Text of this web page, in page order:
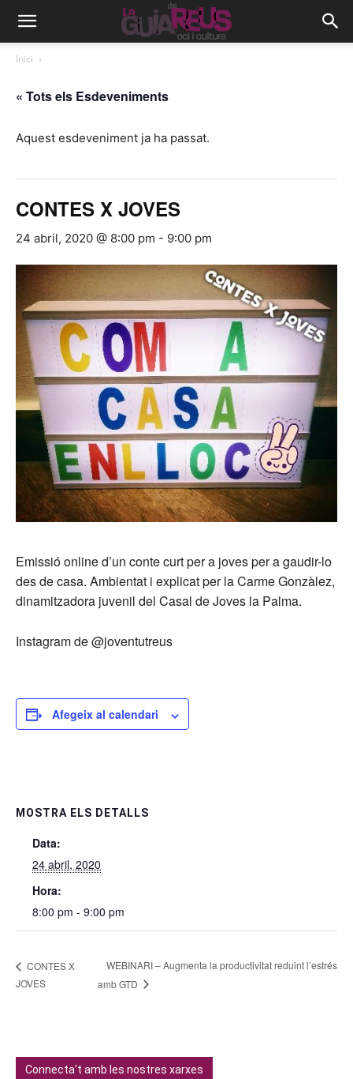
Inici
« Tots els Esdeveniments
Aquest esdeveniment ja ha passat.
CONTES X JOVES
24 abril, 2020 @ 8:00 pm - 9:00 pm
Emissió online d’un conte curt per a joves per a gaudir-lo
des de casa. Ambientat i explicat per la Carme Gonzàlez,
dinamitzadora juvenil del Casal de Joves la Palma.
Instagram de @joventutreus
Afegeix al calendari
MOSTRA ELS DETALLS
Data:
24 abril, 2020
Hora:
8:00 pm - 9:00 pm
CONTES X
JOVES
WEBINARI – Augmenta la productivitat reduint l’estrés
amb GTD
Connecta't amb les nostres xarxes